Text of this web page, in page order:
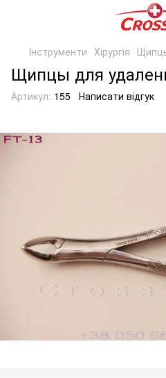
Інструменти Хірургія
Щипцы для
Артикул: 155 Написати відгук